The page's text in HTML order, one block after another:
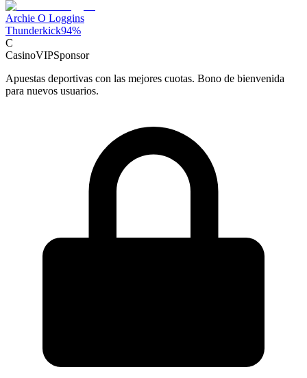
Archie O Loggins
Thunderkick94%
C
CasinoVIPSponsor
Apuestas deportivas con las mejores cuotas. Bono de bienvenida
para nuevos usuarios.